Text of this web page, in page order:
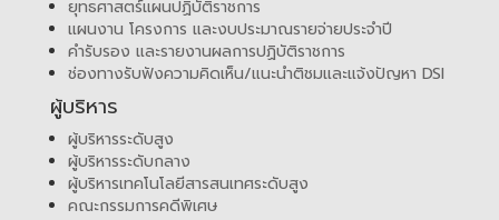
ยุทธศาสตร์แผนปฏิบัติราชการ
แผนงาน โครงการ และงบประมาณรายจ่ายประจำปี
คำรับรอง และรายงานผลการปฏิบัติราชการ
ช่องทางรับฟังความคิดเห็น/แนะนำติชมและแจ้งปัญหา DSI
ผู้บริหาร
ผู้บริหารระดับสูง
ผู้บริหารระดับกลาง
ผู้บริหารเทคโนโลยีสารสนเทศระดับสูง
คณะกรรมการคดีพิเศษ